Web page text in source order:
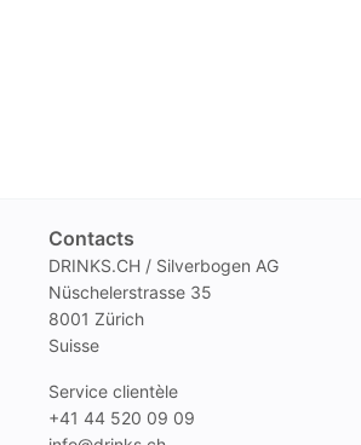
Contacts
DRINKS.CH / Silverbogen AG
Nüschelerstrasse 35
8001 Zürich
Suisse
Service clientèle
+41 44 520 09 09